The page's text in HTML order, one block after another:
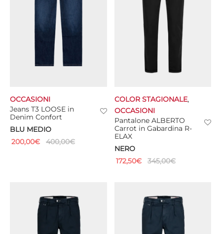
Jeans T3 LOOSE in
Denim Confort
BLU MEDIO
OCCASIONI
200,00€ 400,00€
Pantalone ALBERTO
Carrot in Gabardina R-
ELAX
NERO
COLOR STAGIONALE,
OCCASIONI
172,50€ 345,00€